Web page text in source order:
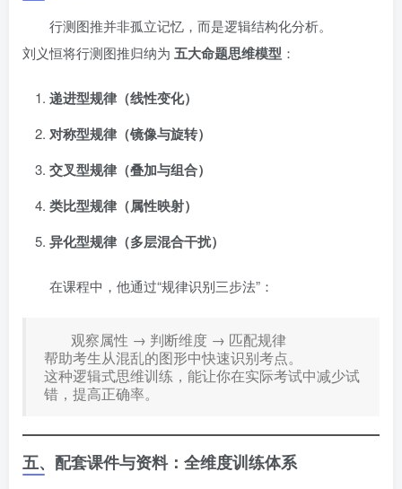
行测图推并非孤立记忆，而是逻辑结构化分析。
刘义恒将行测图推归纳为 五大命题思维模型 ：
递进型规律（线性变化）
对称型规律（镜像与旋转）
交叉型规律（叠加与组合）
类比型规律（属性映射）
异化型规律（多层混合干扰）
在课程中，他通过“规律识别三步法”：
观察属性 → 判断维度 → 匹配规律
帮助考生从混乱的图形中快速识别考点。
这种逻辑式思维训练，能让你在实际考试中减少试
错，提高正确率。
五、配套课件与资料：全维度训练体系